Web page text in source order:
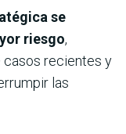
se
riesgo,
recientes y
las